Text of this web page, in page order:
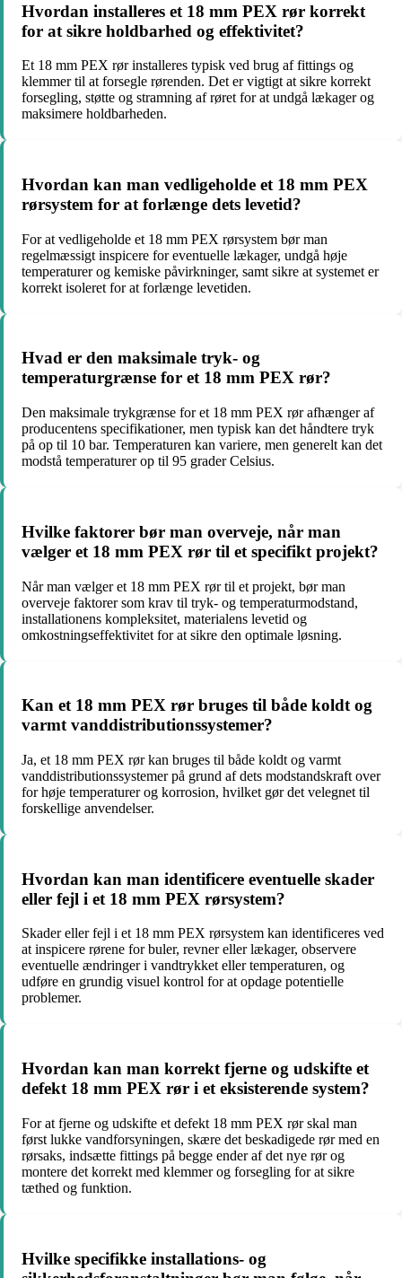
Hvordan installeres et 18 mm PEX rør korrekt
for at sikre holdbarhed og effektivitet?
Et 18 mm PEX rør installeres typisk ved brug af fittings og
klemmer til at forsegle rørenden. Det er vigtigt at sikre korrekt
forsegling, støtte og stramning af røret for at undgå lækager og
maksimere holdbarheden.
Hvordan kan man vedligeholde et 18 mm PEX
rørsystem for at forlænge dets levetid?
For at vedligeholde et 18 mm PEX rørsystem bør man
regelmæssigt inspicere for eventuelle lækager, undgå høje
temperaturer og kemiske påvirkninger, samt sikre at systemet er
korrekt isoleret for at forlænge levetiden.
Hvad er den maksimale tryk- og
temperaturgrænse for et 18 mm PEX rør?
Den maksimale trykgrænse for et 18 mm PEX rør afhænger af
producentens specifikationer, men typisk kan det håndtere tryk
på op til 10 bar. Temperaturen kan variere, men generelt kan det
modstå temperaturer op til 95 grader Celsius.
Hvilke faktorer bør man overveje, når man
vælger et 18 mm PEX rør til et specifikt projekt?
Når man vælger et 18 mm PEX rør til et projekt, bør man
overveje faktorer som krav til tryk- og temperaturmodstand,
installationens kompleksitet, materialens levetid og
omkostningseffektivitet for at sikre den optimale løsning.
Kan et 18 mm PEX rør bruges til både koldt og
varmt vanddistributionssystemer?
Ja, et 18 mm PEX rør kan bruges til både koldt og varmt
vanddistributionssystemer på grund af dets modstandskraft over
for høje temperaturer og korrosion, hvilket gør det velegnet til
forskellige anvendelser.
Hvordan kan man identificere eventuelle skader
eller fejl i et 18 mm PEX rørsystem?
Skader eller fejl i et 18 mm PEX rørsystem kan identificeres ved
at inspicere rørene for buler, revner eller lækager, observere
eventuelle ændringer i vandtrykket eller temperaturen, og
udføre en grundig visuel kontrol for at opdage potentielle
problemer.
Hvordan kan man korrekt fjerne og udskifte et
defekt 18 mm PEX rør i et eksisterende system?
For at fjerne og udskifte et defekt 18 mm PEX rør skal man
først lukke vandforsyningen, skære det beskadigede rør med en
rørsaks, indsætte fittings på begge ender af det nye rør og
montere det korrekt med klemmer og forsegling for at sikre
tæthed og funktion.
Hvilke specifikke installations- og